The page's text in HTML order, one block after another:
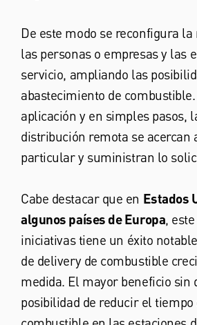
De este modo se reconfigura
las personas o empresas y las
servicio, ampliando las
abastecimiento de
aplicación y en simples pasos,
distribución remota se acercan
particular y suministran lo
Cabe destacar que en Estados
algunos países de Europa,
iniciativas tiene un éxito
de delivery de combustible
medida. El mayor beneficio sin
posibilidad de reducir el tiempo